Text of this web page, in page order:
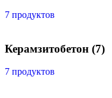
7 продуктов
Керамзитобетон (7)
7 продуктов